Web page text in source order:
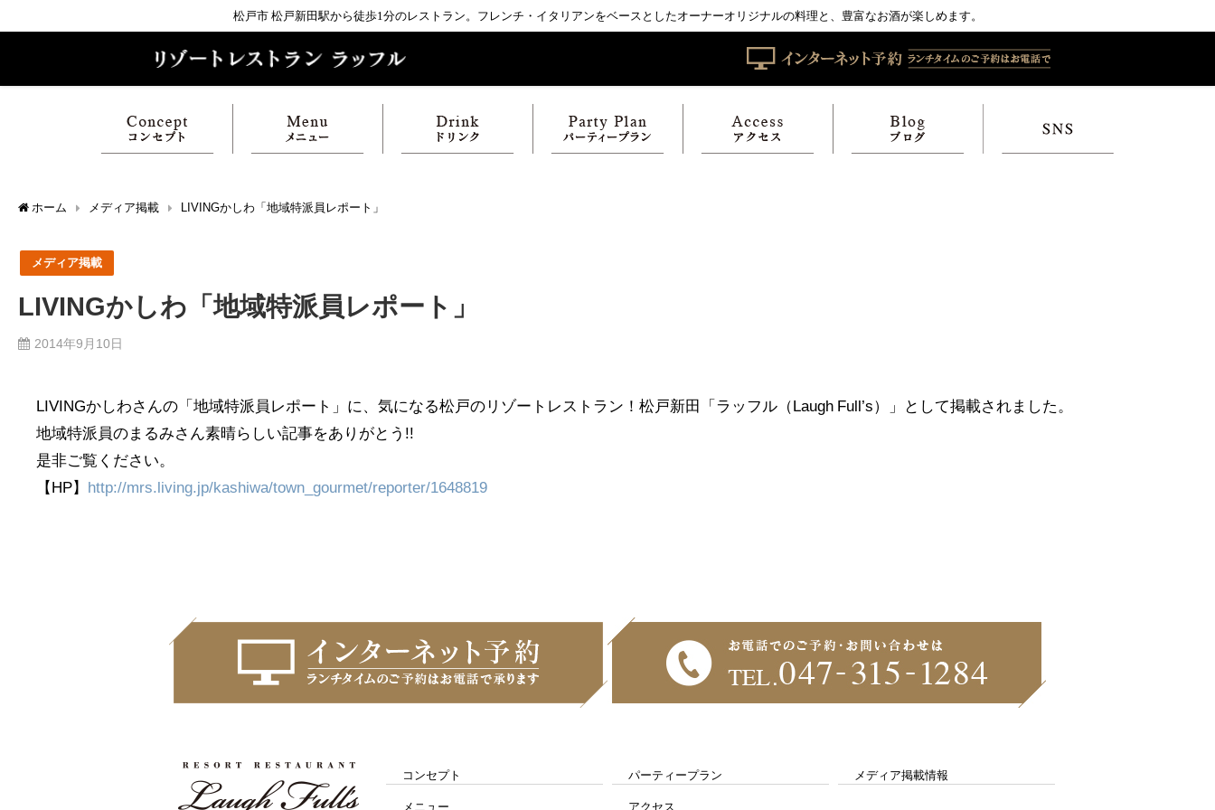
松戸市 松戸新田駅から徒歩1分のレストラン。フレンチ・イタリアンをベースとしたオーナーオリジナルの料理と、豊富なお酒が楽しめます。
ホーム メディア掲載 LIVINGかしわ「地域特派員レポート」
メディア掲載
LIVINGかしわ「地域特派員レポート」
2014年9月10日
LIVINGかしわさんの「地域特派員レポート」に、気になる松戸のリゾートレストラン！松戸新田「ラッフル（Laugh Full’s）」として掲載されました。
地域特派員のまるみさん素晴らしい記事をありがとう!!
是非ご覧ください。
【HP】 http://mrs.living.jp/kashiwa/town_gourmet/reporter/1648819
コンセプト
メニュー
パーティープラン
アクセス
メディア掲載情報